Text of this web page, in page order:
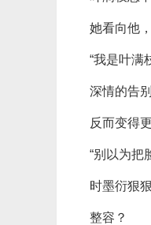
她看向他
“我是叶满
深情的告
反而变得
“别以为把
时墨衍狠
整容？